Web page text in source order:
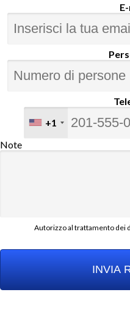
+1
Note
Autorizzo al trattamento dei